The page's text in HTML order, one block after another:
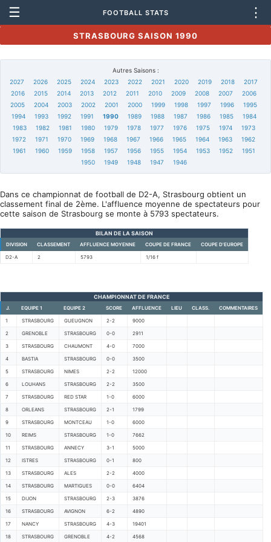
☰ FOOTBALL STATS ⋮
STRASBOURG SAISON 1990
Autres Saisons :
2027
2026 2025 2024 2023 2022 2021 2020 2019 2018
2017
2016
2015 2014 2013 2012 2011 2010 2009 2008 2007
2006
2005
2004 2003 2002 2001 2000 1999 1998 1997 1996
1995
1994
1993 1992 1991 1990 1989 1988 1987 1986 1985
1984
1983
1982 1981 1980 1979 1978 1977 1976 1975 1974
1973
1972
1971 1970 1969 1968 1967 1966 1965 1964 1963
1962
1961
1960 1959 1958 1957 1956 1955 1954 1953 1952
1951
1950
1949 1948 1947 1946
Dans ce championnat de football de D2-A, Strasbourg obtient un
classement final de 2ème. L'affluence moyenne de spectateurs pour
cette saison de Strasbourg se monte à 5793 spectateurs.
BILAN DE LA SAISON
DIVISION CLASSEMENT AFFLUENCE MOYENNE COUPE DE FRANCE COUPE D'EUROPE
D2-A 2 5793 1/16 f
CHAMPIONNAT DE FRANCE
J. EQUIPE 1 EQUIPE 2 SCORE AFFLUENCE LIEU CLASS. COMMENTAIRES
1 STRASBOURG GUEUGNON 2-2 9000
2 GRENOBLE STRASBOURG 0-0 2911
3 STRASBOURG CHAUMONT 4-0 7000
4 BASTIA STRASBOURG 0-0 3500
5 STRASBOURG NIMES 2-2 12000
6 LOUHANS STRASBOURG 2-2 3500
7 STRASBOURG RED STAR 1-0 6000
8 ORLEANS STRASBOURG 2-1 1799
9 STRASBOURG MONTCEAU 1-0 6000
10 REIMS STRASBOURG 1-0 7662
11 STRASBOURG ANNECY 3-1 5000
12 ISTRES STRASBOURG 0-1 800
13 STRASBOURG ALES 2-2 4000
14 STRASBOURG MARTIGUES 0-0 6404
15 DIJON STRASBOURG 2-3 3876
16 STRASBOURG AVIGNON 6-2 4890
17 NANCY STRASBOURG 4-3 19401
18 STRASBOURG GRENOBLE 4-2 4568